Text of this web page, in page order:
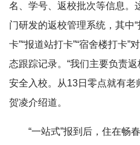
名、学号、返校批次等信息。
门研发的返校管理系统，其中
卡”“报道站打卡”“宿舍楼打卡
态跟踪记录。“我们主要负责
安全入校。从13日零点就有老
贺凌介绍道。
“一站式”报到后，住在畅